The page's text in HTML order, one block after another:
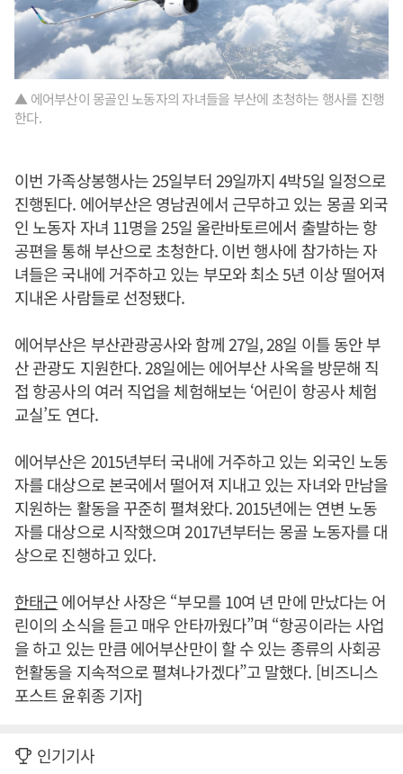
▲ 에어부산이 몽골인 노동자의 자녀들을 부산에 초청하는 행사를 진행
한다.
이번 가족상봉행사는 25일부터 29일까지 4박5일 일정으로
진행된다. 에어부산은 영남권에서 근무하고 있는 몽골 외국
인 노동자 자녀 11명을 25일 울란바토르에서 출발하는 항
공편을 통해 부산으로 초청한다. 이번 행사에 참가하는 자
녀들은 국내에 거주하고 있는 부모와 최소 5년 이상 떨어져
지내온 사람들로 선정됐다.
에어부산은 부산관광공사와 함께 27일, 28일 이틀 동안 부
산 관광도 지원한다. 28일에는 에어부산 사옥을 방문해 직
접 항공사의 여러 직업을 체험해보는 ‘어린이 항공사 체험
교실’도 연다.
에어부산은 2015년부터 국내에 거주하고 있는 외국인 노동
자를 대상으로 본국에서 떨어져 지내고 있는 자녀와 만남을
지원하는 활동을 꾸준히 펼쳐왔다. 2015년에는 연변 노동
자를 대상으로 시작했으며 2017년부터는 몽골 노동자를 대
상으로 진행하고 있다.
한태근에어부산 사장은 “부모를 10여 년 만에 만났다는 어
린이의 소식을 듣고 매우 안타까웠다”며 “항공이라는 사업
을 하고 있는 만큼 에어부산만이 할 수 있는 종류의 사회공
헌활동을 지속적으로 펼쳐나가겠다”고 말했다. [비즈니스
포스트 윤휘종 기자]
인기기사